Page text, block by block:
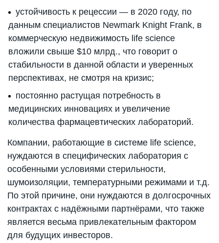
устойчивость к рецессии — в 2020 году, по
данным специалистов Newmark Knight Frank, в
коммерческую недвижимость life science
вложили свыше $10 млрд., что говорит о
стабильности в данной области и уверенных
перспективах, не смотря на кризис;
постоянно растущая потребность в
медицинских инновациях и увеличение
количества фармацевтических лабораторий.
Компании, работающие в системе life science,
нуждаются в специфических лаборатория с
особенными условиями стерильности,
шумоизоляции, температурными режимами и т.д.
По этой причине, они нуждаются в долгосрочных
контрактах с надёжными партнёрами, что также
является весьма привлекательным фактором
для будущих инвесторов.